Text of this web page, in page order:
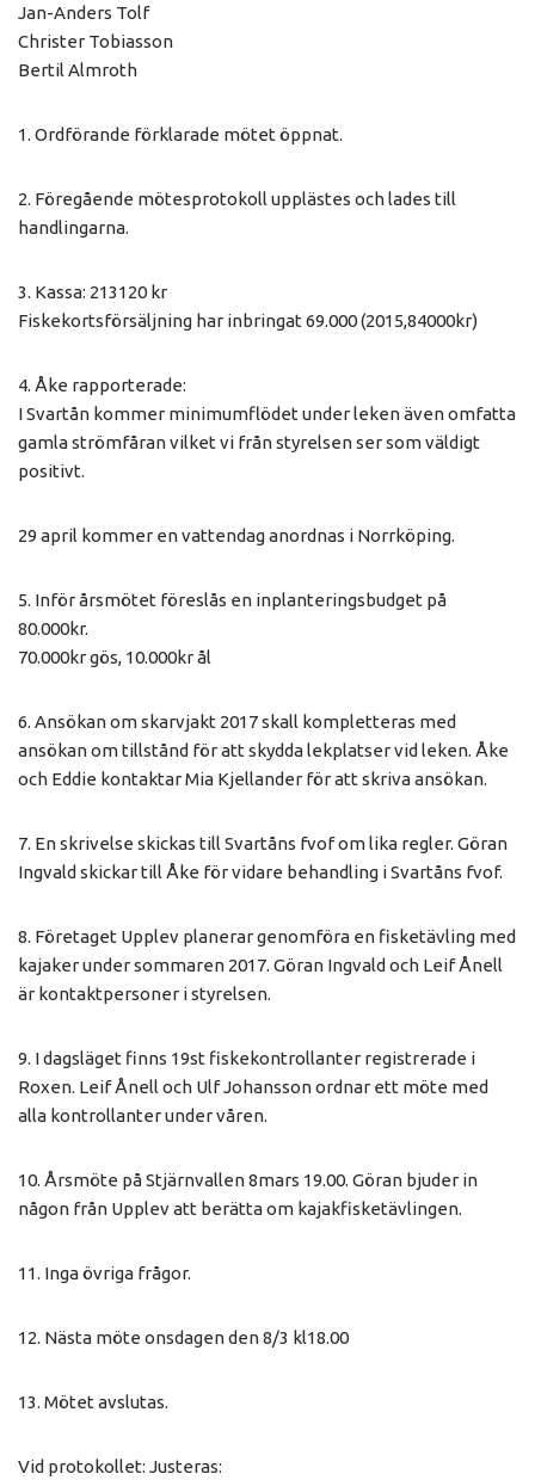
Jan-Anders Tolf
Christer Tobiasson
Bertil Almroth
1. Ordförande förklarade mötet öppnat.
2. Föregående mötesprotokoll upplästes och lades till
handlingarna.
3. Kassa: 213120 kr
Fiskekortsförsäljning har inbringat 69.000 (2015,84000kr)
4. Åke rapporterade:
I Svartån kommer minimumflödet under leken även omfatta
gamla strömfåran vilket vi från styrelsen ser som väldigt
positivt.
29 april kommer en vattendag anordnas i Norrköping.
5. Inför årsmötet föreslås en inplanteringsbudget på
80.000kr.
70.000kr gös, 10.000kr ål
6. Ansökan om skarvjakt 2017 skall kompletteras med
ansökan om tillstånd för att skydda lekplatser vid leken. Åke
och Eddie kontaktar Mia Kjellander för att skriva ansökan.
7. En skrivelse skickas till Svartåns fvof om lika regler. Göran
Ingvald skickar till Åke för vidare behandling i Svartåns fvof.
8. Företaget Upplev planerar genomföra en fisketävling med
kajaker under sommaren 2017. Göran Ingvald och Leif Ånell
är kontaktpersoner i styrelsen.
9. I dagsläget finns 19st fiskekontrollanter registrerade i
Roxen. Leif Ånell och Ulf Johansson ordnar ett möte med
alla kontrollanter under våren.
10. Årsmöte på Stjärnvallen 8mars 19.00. Göran bjuder in
någon från Upplev att berätta om kajakfisketävlingen.
11. Inga övriga frågor.
12. Nästa möte onsdagen den 8/3 kl18.00
13. Mötet avslutas.
Vid protokollet: Justeras: